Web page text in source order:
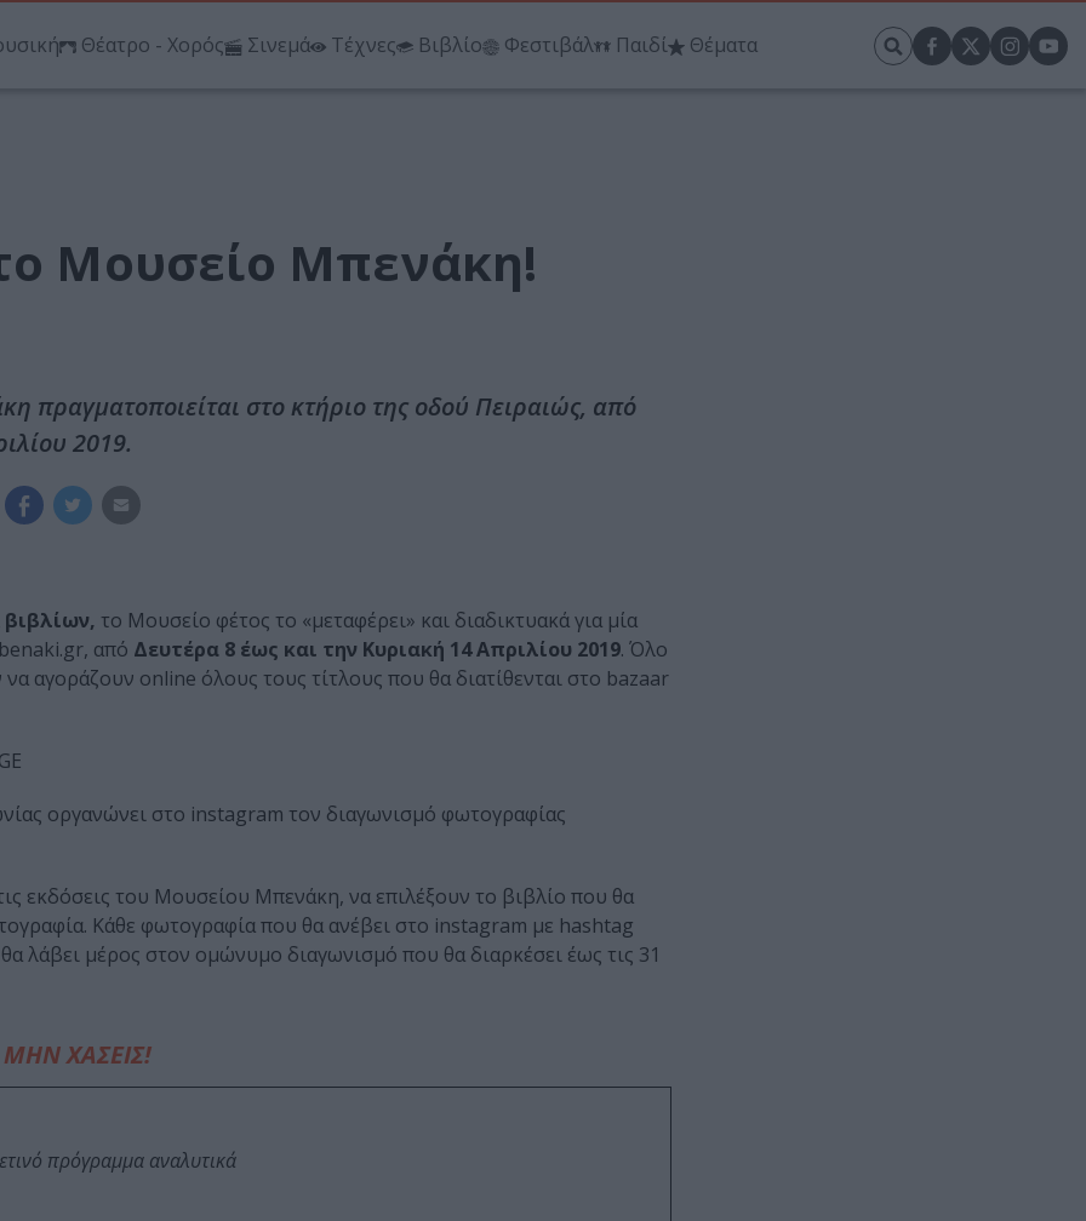
Θέατρο - Χορός Σινεμά Τέχνες Βιβλίο Φεστιβάλ Παιδί Θέματα
Μουσείο Μπενάκη!
πραγματοποιείται στο κτήριο της οδού Πειραιώς, από
2019.
βιβλίων, το Μουσείο φέτος το «μεταφέρει» και διαδικτυακά για μία
από Δευτέρα 8 έως και την Κυριακή 14 Απριλίου 2019. Όλο
αγοράζουν online όλους τους τίτλους που θα διατίθενται στο bazaar
οργανώνει στο instagram τον διαγωνισμό φωτογραφίας
εκδόσεις του Μουσείου Μπενάκη, να επιλέξουν το βιβλίο που θα
Κάθε φωτογραφία που θα ανέβει στο instagram με hashtag
μέρος στον ομώνυμο διαγωνισμό που θα διαρκέσει έως τις 31
ΜΗΝ ΧΑΣΕΙΣ!
πρόγραμμα αναλυτικά